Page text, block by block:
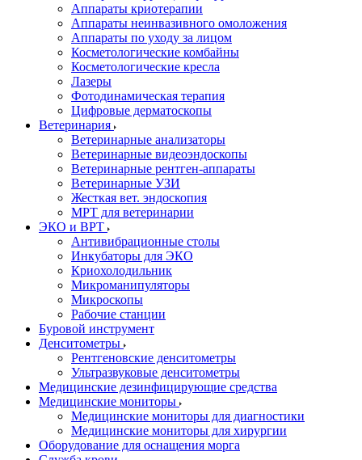
Аппараты криотерапии
Аппараты неинвазивного омоложения
Аппараты по уходу за лицом
Косметологические комбайны
Косметологические кресла
Лазеры
Фотодинамическая терапия
Цифровые дерматоскопы
Ветеринария
Ветеринарные анализаторы
Ветеринарные видеоэндоскопы
Ветеринарные рентген-аппараты
Ветеринарные УЗИ
Жесткая вет. эндоскопия
МРТ для ветеринарии
ЭКО и ВРТ
Антивибрационные столы
Инкубаторы для ЭКО
Криохолодильник
Микроманипуляторы
Микроскопы
Рабочие станции
Буровой инструмент
Денситометры
Рентгеновские денситометры
Ультразвуковые денситометры
Медицинские дезинфицирующие средства
Медицинские мониторы
Медицинские мониторы для диагностики
Медицинские мониторы для хирургии
Оборудование для оснащения морга